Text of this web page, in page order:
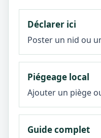
Déclarer ici
Poster un nid ou
Piégeage local
Ajouter un piège
Guide complet